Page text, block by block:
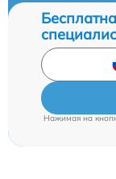
Нажимая на